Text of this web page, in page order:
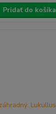
Pridať do košíka